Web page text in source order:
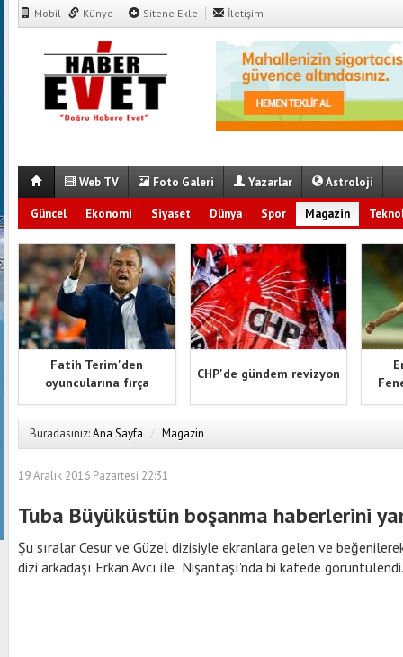
Mobil Künye Sitene Ekle İletişim
Web TV Foto Galeri Yazarlar Astroloji
Güncel Ekonomi Siyaset Dünya Spor Magazin
Fatih Terim'den
oyuncularına fırça
CHP'de gündem revizyon
Buradasınız:Ana Sayfa / Magazin
19 Aralık 2016 Pazartesi 22:31
Tuba Büyüküstün boşanma haberlerini
Şu sıralar Cesur ve Güzel dizisiyle ekranlara gelen ve
dizi arkadaşı Erkan Avcı ile Nişantaşı'nda bi kafede